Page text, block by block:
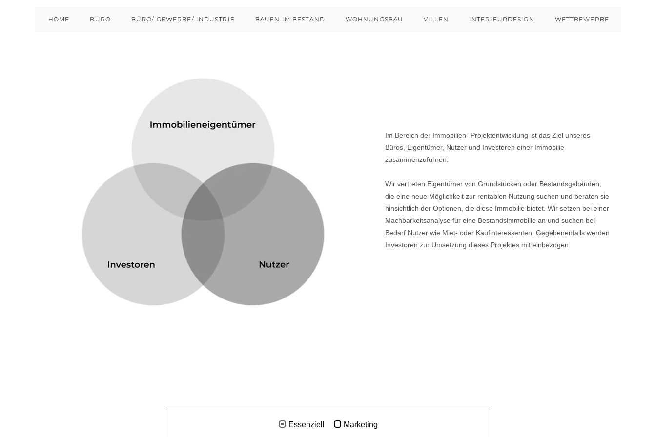
HOME BÜRO BÜRO/ GEWERBE/ INDUSTRIE BAUEN IM BESTAND WOHNUNGSBAU VILLEN INTERIEURDESIGN WETTBEWERBE
Im Bereich der Immobilien- Projektentwicklung ist das Ziel unseres
Büros, Eigentümer, Nutzer und Investoren einer Immobilie
zusammenzuführen.
Wir vertreten Eigentümer von Grundstücken oder Bestandsgebäuden,
die eine neue Möglichkeit zur rentablen Nutzung suchen und beraten sie
hinsichtlich der Optionen, die diese Immobilie bietet. Wir setzen bei einer
Machbarkeitsanalyse für eine Bestandsimmobilie an und suchen bei
Bedarf Nutzer wie Miet- oder Kaufinteressenten. Gegebenenfalls werden
Investoren zur Umsetzung dieses Projektes mit einbezogen.
Essenziell Marketing